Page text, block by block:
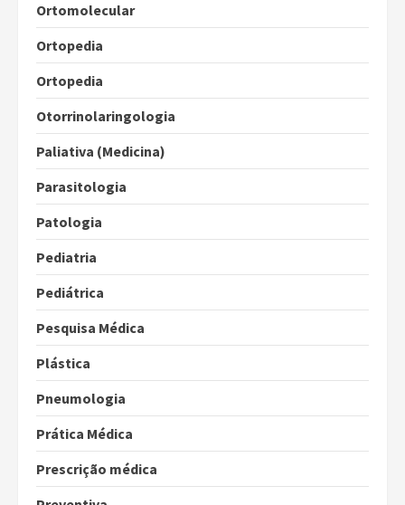
Ortomolecular
Ortopedia
Ortopedia
Otorrinolaringologia
Paliativa (Medicina)
Parasitologia
Patologia
Pediatria
Pediátrica
Pesquisa Médica
Plástica
Pneumologia
Prática Médica
Prescrição médica